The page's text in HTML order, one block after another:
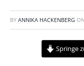
BY ANNIKA HACKENBERG ON
Springe